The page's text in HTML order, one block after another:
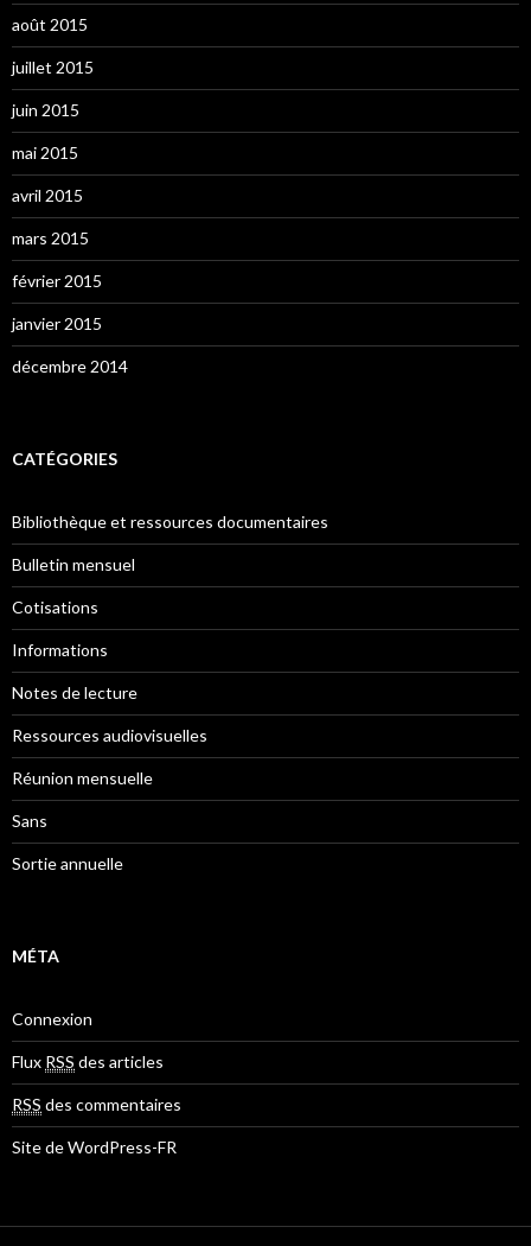
août 2015
juillet 2015
juin 2015
mai 2015
avril 2015
mars 2015
février 2015
janvier 2015
décembre 2014
CATÉGORIES
Bibliothèque et ressources documentaires
Bulletin mensuel
Cotisations
Informations
Notes de lecture
Ressources audiovisuelles
Réunion mensuelle
Sans
Sortie annuelle
MÉTA
Connexion
Flux RSS des articles
RSS des commentaires
Site de WordPress-FR